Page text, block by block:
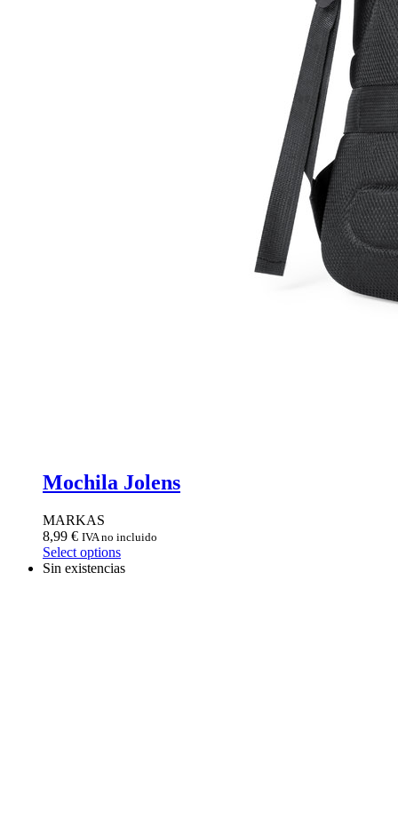
Mochila Jolens
MARKAS
8,99 € IVA no incluido
Select options
Sin existencias